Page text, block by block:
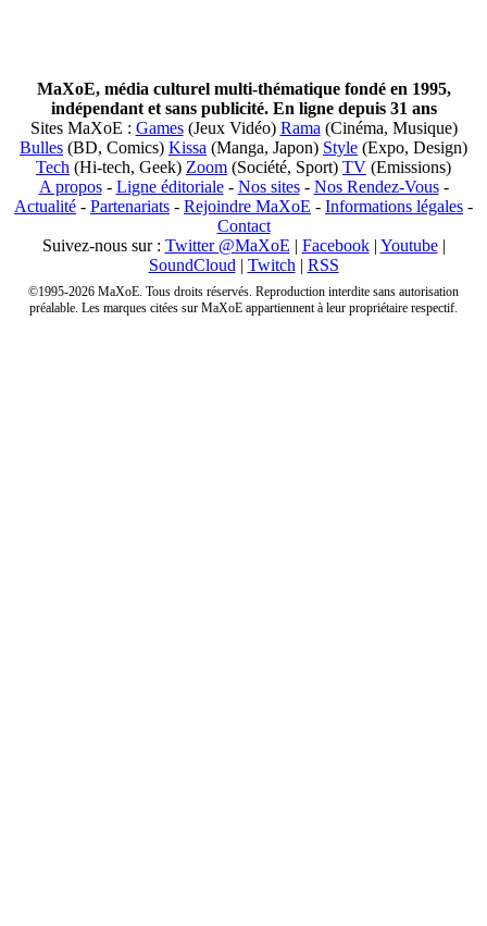
MaXoE, média culturel multi-thématique fondé en 1995,
indépendant et sans publicité. En ligne depuis 31 ans
Sites MaXoE : Games(Jeux Vidéo) Rama (Cinéma, Musique)
Bulles (BD, Comics) Kissa (Manga, Japon) Style (Expo, Design)
Tech (Hi-tech, Geek) Zoom (Société, Sport) TV (Emissions)
A propos- Ligne éditoriale- Nos sites- Nos Rendez-Vous-
Actualité - Partenariats - Rejoindre MaXoE - Informations légales -
Contact
Suivez-nous sur : Twitter @MaXoE | Facebook| Youtube|
SoundCloud | Twitch | RSS
©1995-2026 MaXoE. Tous droits réservés. Reproduction interdite sans autorisation
préalable. Les marques citées sur MaXoE appartiennent à leur propriétaire respectif.